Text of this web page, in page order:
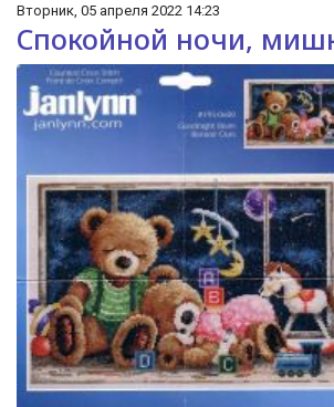
Вторник, 05 апреля 2022 14:23
Спокойной ночи,